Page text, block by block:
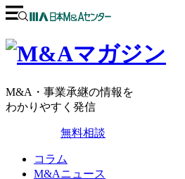
M&A・事業承継の情報を
わかりやすく発信
無料相談
コラム
M&Aニュース